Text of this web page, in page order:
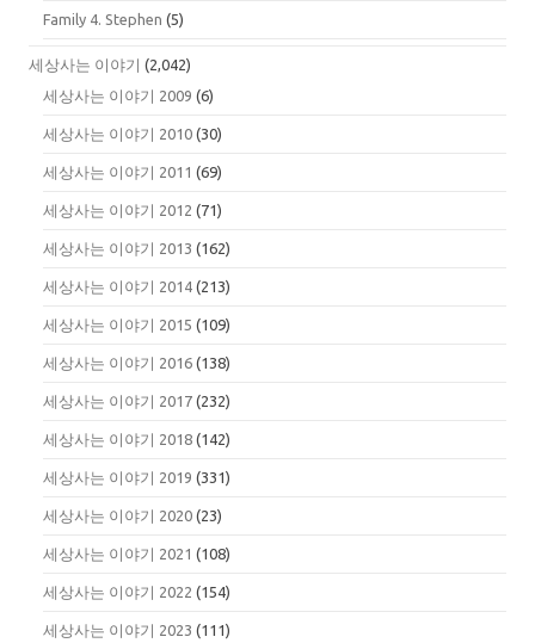
Family 4. Stephen (5)
세상사는 이야기 (2,042)
세상사는 이야기 2009 (6)
세상사는 이야기 2010 (30)
세상사는 이야기 2011 (69)
세상사는 이야기 2012 (71)
세상사는 이야기 2013 (162)
세상사는 이야기 2014 (213)
세상사는 이야기 2015 (109)
세상사는 이야기 2016 (138)
세상사는 이야기 2017 (232)
세상사는 이야기 2018 (142)
세상사는 이야기 2019 (331)
세상사는 이야기 2020 (23)
세상사는 이야기 2021 (108)
세상사는 이야기 2022 (154)
세상사는 이야기 2023 (111)